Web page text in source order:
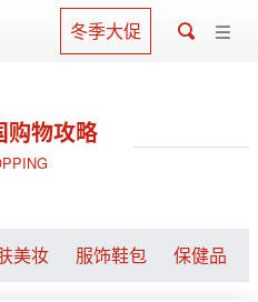
冬季大促
购物攻略
美妆 服饰鞋包 保健品